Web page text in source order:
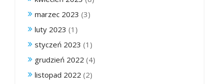
marzec 2023 (3)
luty 2023 (1)
styczeń 2023 (1)
grudzień 2022 (4)
listopad 2022 (2)